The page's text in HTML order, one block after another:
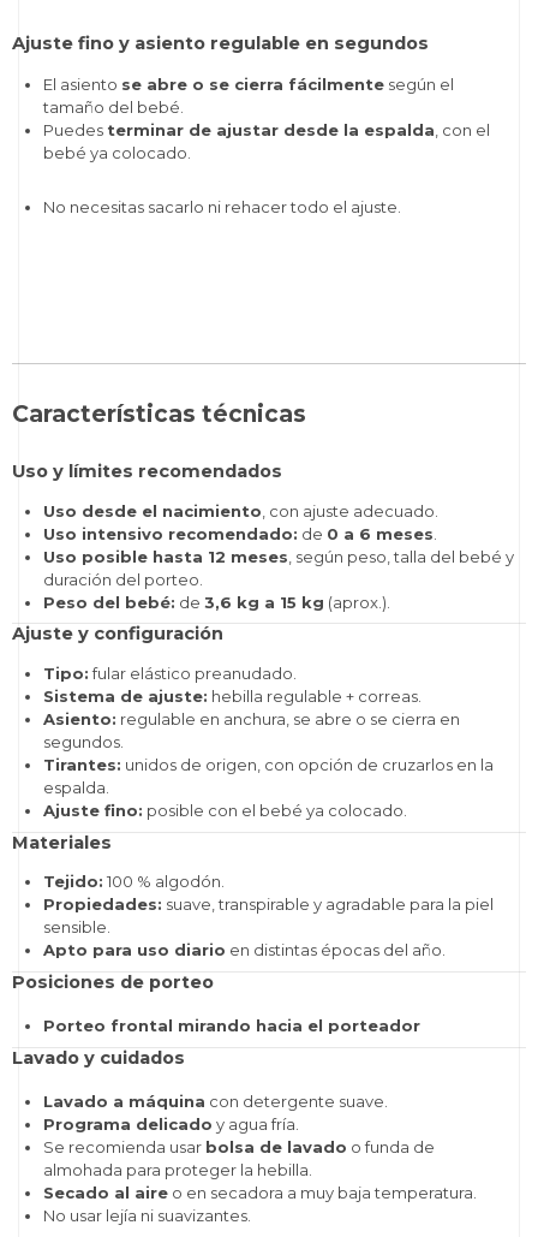
Ajuste fino y asiento regulable en segundos
El asiento se abre o se cierra fácilmente según el
tamaño del bebé.
Puedes terminar de ajustar desde la espalda , con el
bebé ya colocado.
No necesitas sacarlo ni rehacer todo el ajuste.
Características técnicas
Uso y límites recomendados
Uso desde el nacimiento , con ajuste adecuado.
Uso intensivo recomendado: de 0 a 6 meses
Uso posible hasta 12 meses , según peso, talla del bebé y
duración del porteo.
Peso del bebé: de 3,6 kg a 15 kg (aprox.).
Ajuste y configuración
Tipo:fular elástico preanudado.
Sistema de ajuste: hebilla regulable + correas.
Asiento: regulable en anchura, se abre o se cierra en
segundos.
Tirantes: unidos de origen, con opción de cruzarlos en la
espalda.
Ajuste fino: posible con el bebé ya colocado.
Materiales
Tejido: 100 % algodón.
Propiedades: suave, transpirable y agradable para la piel
sensible.
Apto para uso diario en distintas épocas del año.
Posiciones de porteo
Porteo frontal mirando hacia el porteador
Lavado y cuidados
Lavado a máquina con detergente suave.
Programa delicado y agua fría.
Se recomienda usar bolsa de lavado o funda de
almohada para proteger la hebilla.
Secado al aire o en secadora a muy baja temperatura.
No usar lejía ni suavizantes.